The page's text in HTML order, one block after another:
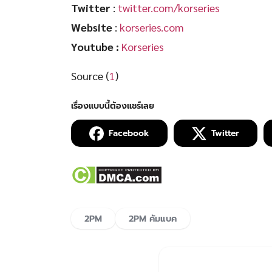
Twitter : twitter.com/korseries
Website : korseries.com
Youtube : Korseries
Source (1)
Facebook Twitter
2PM 2PM คัมแบค